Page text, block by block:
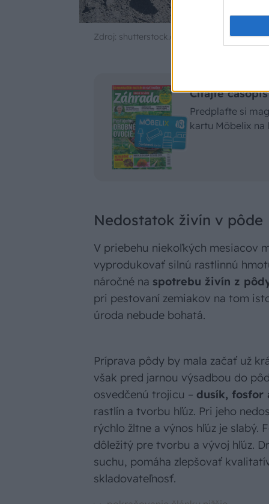
Zdroj: shutterstock.com
Čítajte
Predplaťte si
kartu Möbelix na
Nedostatok živín v pôde
V priebehu niekoľkých mesiacov
vyprodukovať silnú rastlinnú
náročné na spotrebu živín z
pri pestovaní zemiakov na tom
úroda nebude bohatá.
Príprava pôdy by mala začať už
však pred jarnou výsadbou do
osvedčenú trojicu – dusík, fosfor
rastlín a tvorbu hľúz. Pri jeho
rýchlo žltne a výnos hľúz je slabý.
dôležitý pre tvorbu a vývoj hľúz.
suchu, pomáha zlepšovať
skladovateľnosť.